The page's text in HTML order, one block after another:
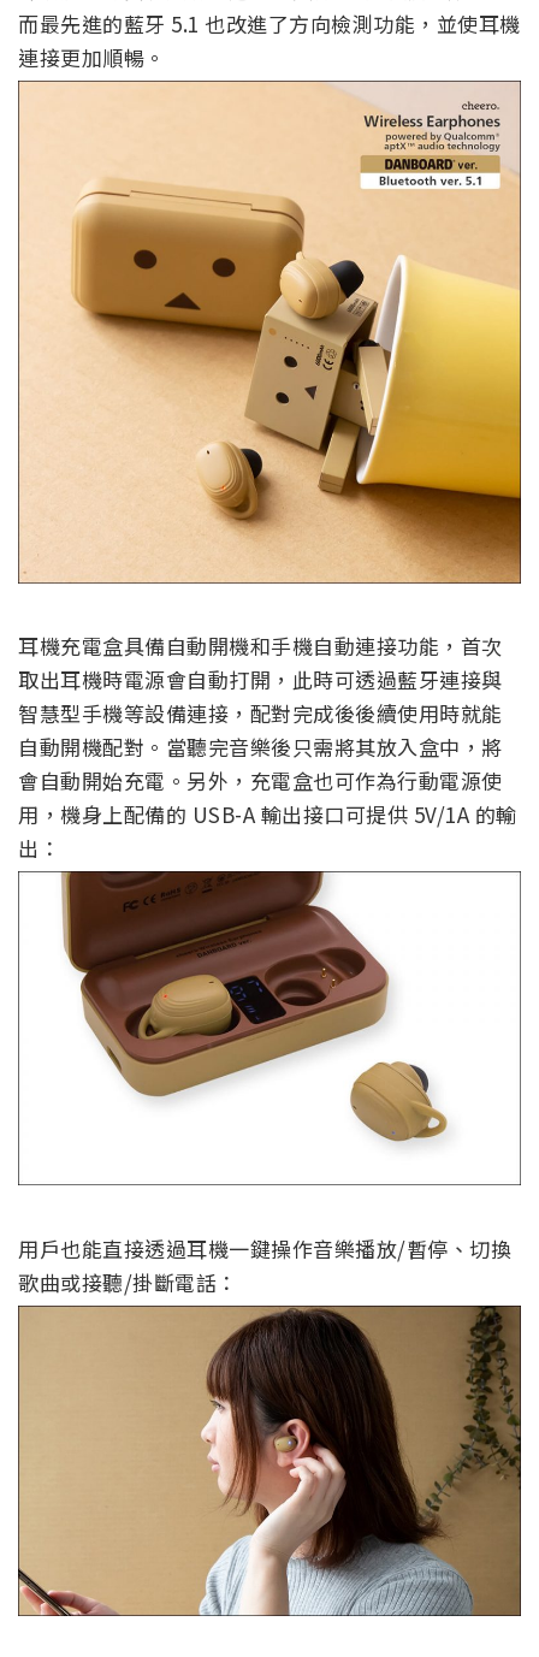
而最先進的藍牙 5.1 也改進了方向檢測功能，並使耳機
連接更加順暢。
耳機充電盒具備自動開機和手機自動連接功能，首次
取出耳機時電源會自動打開，此時可透過藍牙連接與
智慧型手機等設備連接，配對完成後後續使用時就能
自動開機配對。當聽完音樂後只需將其放入盒中，將
會自動開始充電。 另外，充電盒也可作為行動電源使
用，機身上配備的 USB-A 輸出接口可提供 5V/1A 的輸
出：
用戶也能直接透過耳機一鍵操作音樂播放/暫停、切換
歌曲或接聽/掛斷電話：